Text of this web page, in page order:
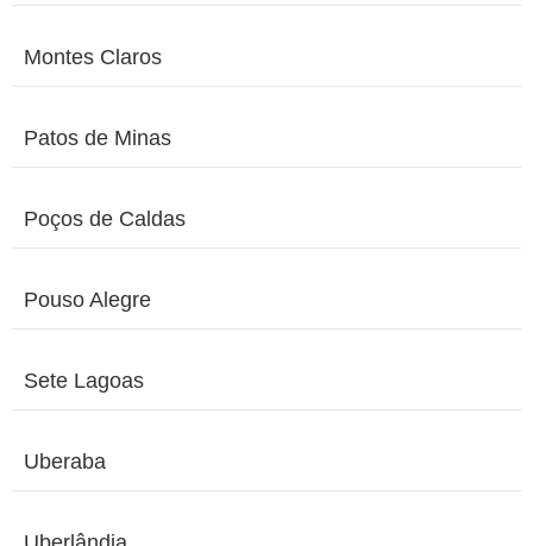
Montes Claros
Patos de Minas
Poços de Caldas
Pouso Alegre
Sete Lagoas
Uberaba